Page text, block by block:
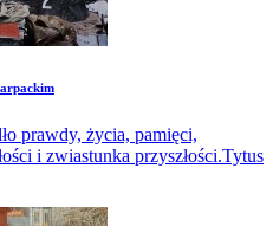
prawdy, życia, pamięci,
i zwiastunka przyszłości.Tytus